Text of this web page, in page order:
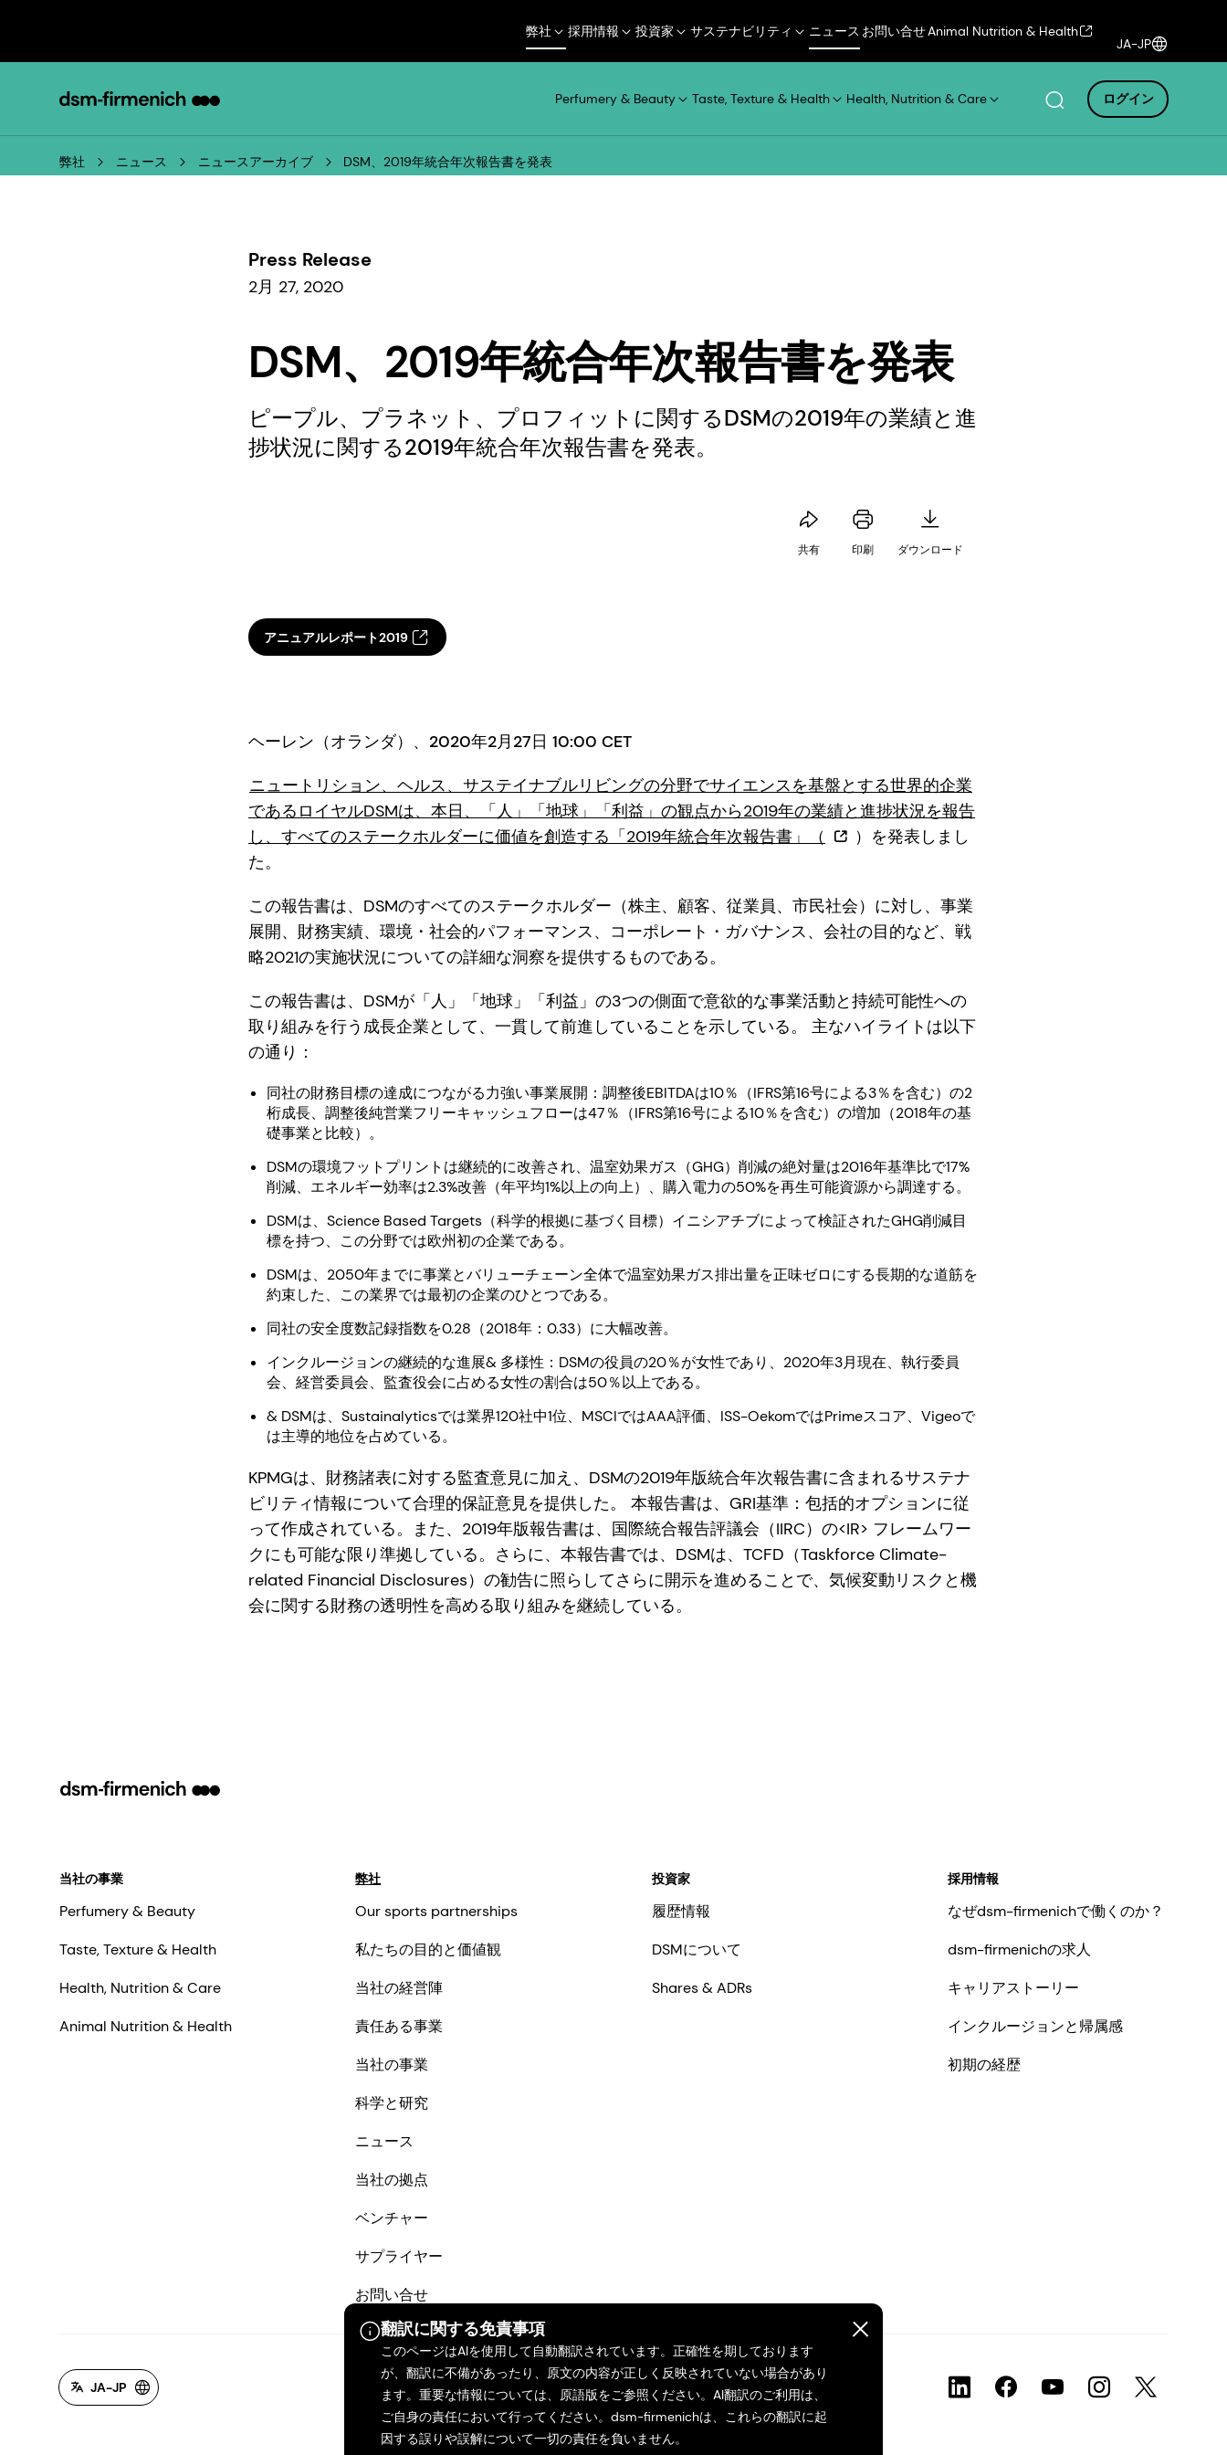
弊社 採用情報 投資家 サステナビリティ ニュース お問い合せAnimal Nutrition & Health
JA-JP
Perfumery & Beauty Taste, Texture & Health Health, Nutrition & Care ログイン
弊社 ニュース ニュースアーカイブ DSM、2019年統合年次報告書を発表
Press Release
2月 27, 2020
DSM、2019年統合年次報告書を発表
ピープル、プラネット、プロフィットに関するDSMの2019年の業績と進
捗状況に関する2019年統合年次報告書を発表。
共有 印刷 ダウンロード
アニュアルレポート2019
ヘーレン（オランダ）、2020年2月27日 10:00 CET
ニュートリション、ヘルス、サステイナブルリビングの分野でサイエンスを基盤とする世界的企業
であるロイヤルDSMは、本日、「人」「地球」「利益」の観点から2019年の業績と進捗状況を報告
し、すべてのステークホルダーに価値を創造する「2019年統合年次報告書」（
）を発表しまし
た。
この報告書は、DSMのすべてのステークホルダー（株主、顧客、従業員、市民社会）に対し、事業
展開、財務実績、環境・社会的パフォーマンス、コーポレート・ガバナンス、会社の目的など、戦
略2021の実施状況についての詳細な洞察を提供するものである。
この報告書は、DSMが「人」「地球」「利益」の3つの側面で意欲的な事業活動と持続可能性への
取り組みを行う成長企業として、一貫して前進していることを示している。 主なハイライトは以下
の通り：
同社の財務目標の達成につながる力強い事業展開：調整後EBITDAは10％（IFRS第16号による3％を含む）の2
桁成長、調整後純営業フリーキャッシュフローは47％（IFRS第16号による10％を含む）の増加（2018年の基
礎事業と比較）。
DSMの環境フットプリントは継続的に改善され、温室効果ガス（GHG）削減の絶対量は2016年基準比で17%
削減、エネルギー効率は2.3%改善（年平均1%以上の向上）、購入電力の50%を再生可能資源から調達する。
DSMは、Science Based Targets（科学的根拠に基づく目標）イニシアチブによって検証されたGHG削減目
標を持つ、この分野では欧州初の企業である。
DSMは、2050年までに事業とバリューチェーン全体で温室効果ガス排出量を正味ゼロにする長期的な道筋を
約束した、この業界では最初の企業のひとつである。
同社の安全度数記録指数を0.28（2018年：0.33）に大幅改善。
インクルージョンの継続的な進展& 多様性：DSMの役員の20％が女性であり、2020年3月現在、執行委員
会、経営委員会、監査役会に占める女性の割合は50％以上である。
& DSMは、Sustainalyticsでは業界120社中1位、MSCIではAAA評価、ISS-OekomではPrimeスコア、Vigeoで
は主導的地位を占めている。
KPMGは、財務諸表に対する監査意見に加え、DSMの2019年版統合年次報告書に含まれるサステナ
ビリティ情報について合理的保証意見を提供した。 本報告書は、GRI基準：包括的オプションに従
って作成されている。また、2019年版報告書は、国際統合報告評議会（IIRC）の<IR> フレームワー
クにも可能な限り準拠している。さらに、本報告書では、DSMは、TCFD（Taskforce Climate-
related Financial Disclosures）の勧告に照らしてさらに開示を進めることで、気候変動リスクと機
会に関する財務の透明性を高める取り組みを継続している。
翻訳に関する免責事項
このページはAIを使用して自動翻訳されています。正確性を期しております
が、翻訳に不備があったり、原文の内容が正しく反映されていない場合があり
ます。重要な情報については、原語版をご参照ください。AI翻訳のご利用は、
ご自身の責任において行ってください。dsm-firmenichは、これらの翻訳に起
因する誤りや誤解について一切の責任を負いません。
当社の事業
Perfumery & Beauty
Taste, Texture & Health
Health, Nutrition & Care
Animal Nutrition & Health
弊社
Our sports partnerships
私たちの目的と価値観
当社の経営陣
責任ある事業
当社の事業
科学と研究
ニュース
当社の拠点
ベンチャー
サプライヤー
お問い合せ
投資家
履歴情報
DSMについて
Shares & ADRs
採用情報
なぜdsm-firmenichで働くのか？
dsm-firmenichの求人
キャリアストーリー
インクルージョンと帰属感
初期の経歴
JA-JP